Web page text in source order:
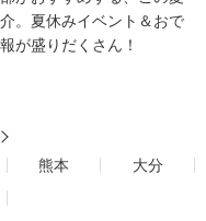
。夏休みイベント＆おで
が盛りだくさん！
熊本
大分